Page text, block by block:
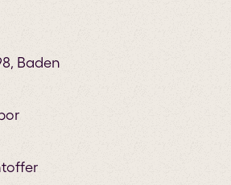
, Baden